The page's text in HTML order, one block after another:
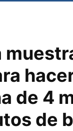
de 4
de